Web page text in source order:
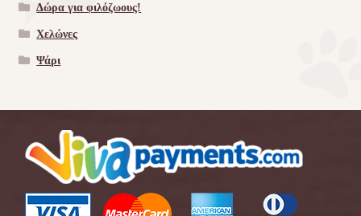
Δώρα για φιλόζωους!
Χελώνες
Ψάρι